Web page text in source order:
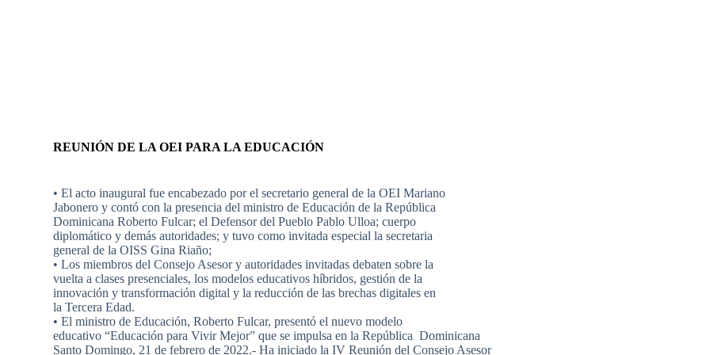
REUNIÓN DE LA OEI PARA LA EDUCACIÓN
• El acto inaugural fue encabezado por el secretario general de la OEI Mariano
Jabonero y contó con la presencia del ministro de Educación de la República
Dominicana Roberto Fulcar; el Defensor del Pueblo Pablo Ulloa; cuerpo
diplomático y demás autoridades; y tuvo como invitada especial la secretaria
general de la OISS Gina Riaño;
• Los miembros del Consejo Asesor y autoridades invitadas debaten sobre la
vuelta a clases presenciales, los modelos educativos híbridos, gestión de la
innovación y transformación digital y la reducción de las brechas digitales en
la Tercera Edad.
• El ministro de Educación, Roberto Fulcar, presentó el nuevo modelo
educativo “Educación para Vivir Mejor” que se impulsa en la República Dominicana
Santo Domingo, 21 de febrero de 2022.- Ha iniciado la IV Reunión del Consejo Asesor